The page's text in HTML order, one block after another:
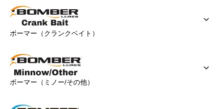
ボーマー（クランクベイト）
ボーマー（ミノー/その他）